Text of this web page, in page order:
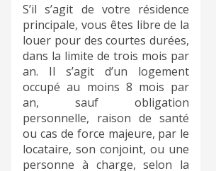
S’il s’agit de votre résidence
principale, vous êtes libre de la
louer pour des courtes durées,
dans la limite de trois mois par
an. Il s’agit d’un logement
occupé au moins 8 mois par
an, sauf obligation
personnelle, raison de santé
ou cas de force majeure, par le
locataire, son conjoint, ou une
personne à charge, selon la